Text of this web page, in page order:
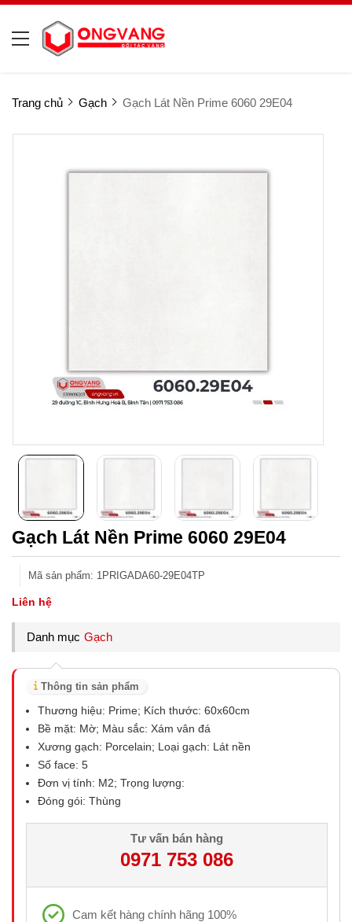
Trang chủ Gạch Gạch Lát Nền Prime 6060 29E04
Gạch Lát Nền Prime 6060 29E04
Mã sản phẩm: 1PRIGADA60-29E04TP
Liên hệ
Danh mục Gạch
Thông tin sản phẩm
Thương hiệu: Prime; Kích thước: 60x60cm
Bề mặt: Mờ; Màu sắc: Xám vân đá
Xương gạch: Porcelain; Loại gạch: Lát nền
Số face: 5
Đơn vị tính: M2; Trọng lượng:
Đóng gói: Thùng
Tư vấn bán hàng
0971 753 086
Cam kết hàng chính hãng 100%